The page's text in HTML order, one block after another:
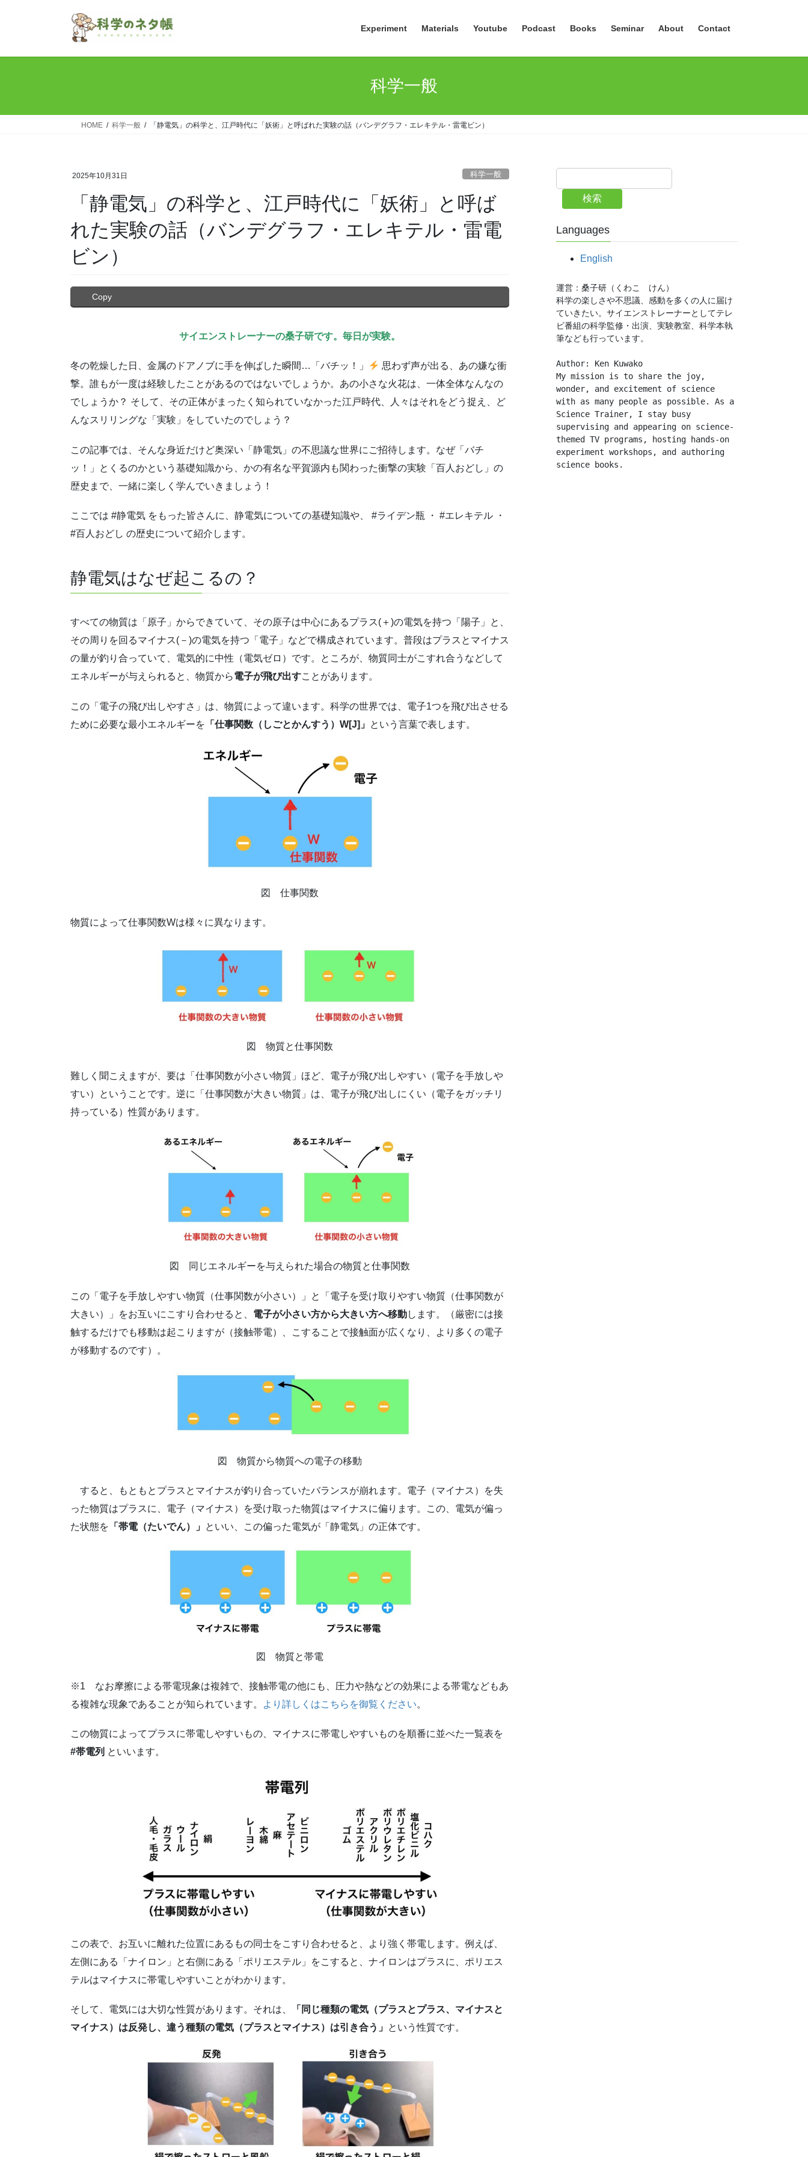
Experiment Materials Youtube Podcast Books Seminar About Contact
科学一般
HOME 科学一般 「静電気」の科学と、江戸時代に「妖術」と呼ばれた実験の話（バンデグラフ・エレキテル・雷電ビン）
2025年10月31日 科学一般
「静電気」の科学と、江戸時代に「妖術」と呼ば
れた実験の話（バンデグラフ・エレキテル・雷電
ビン）
Copy
サイエンストレーナーの桑子研です。毎日が実験。
冬の乾燥した日、金属のドアノブに手を伸ばした瞬間…「バチッ！」
思わず声が出る、あの嫌な衝
撃。誰もが一度は経験したことがあるのではないでしょうか。あの小さな火花は、一体全体なんなの
でしょうか？ そして、その正体がまったく知られていなかった江戸時代、人々はそれをどう捉え、ど
んなスリリングな「実験」をしていたのでしょう？
この記事では、そんな身近だけど奥深い「静電気」の不思議な世界にご招待します。なぜ「バチ
ッ！」とくるのかという基礎知識から、かの有名な平賀源内も関わった衝撃の実験「百人おどし」の
歴史まで、一緒に楽しく学んでいきましょう！
ここでは #静電気 をもった皆さんに、静電気についての基礎知識や、 #ライデン瓶 ・ #エレキテル ・
#百人おどし の歴史について紹介します。
静電気はなぜ起こるの？
すべての物質は「原子」からできていて、その原子は中心にあるプラス(＋)の電気を持つ「陽子」と、
その周りを回るマイナス(－)の電気を持つ「電子」などで構成されています。普段はプラスとマイナス
の量が釣り合っていて、電気的に中性（電気ゼロ）です。ところが、物質同士がこすれ合うなどして
エネルギーが与えられると、物質から電子が飛び出すことがあります。
この「電子の飛び出しやすさ」は、物質によって違います。科学の世界では、電子1つを飛び出させる
ために必要な最小エネルギーを 「仕事関数（しごとかんすう）W[J]」 という言葉で表します。
図 仕事関数
物質によって仕事関数Wは様々に異なります。
図 物質と仕事関数
難しく聞こえますが、要は「仕事関数が小さい物質」ほど、電子が飛び出しやすい（電子を手放しや
すい）ということです。逆に「仕事関数が大きい物質」は、電子が飛び出しにくい（電子をガッチリ
持っている）性質があります。
図 同じエネルギーを与えられた場合の物質と仕事関数
この「電子を手放しやすい物質（仕事関数が小さい）」と「電子を受け取りやすい物質（仕事関数が
大きい）」をお互いにこすり合わせると、 電子が小さい方から大きい方へ移動します。（厳密には接
触するだけでも移動は起こりますが（接触帯電）、こすることで接触面が広くなり、より多くの電子
が移動するのです）。
図 物質から物質への電子の移動
すると、もともとプラスとマイナスが釣り合っていたバランスが崩れます。電子（マイナス）を失
った物質はプラスに、電子（マイナス）を受け取った物質はマイナスに偏ります。この、電気が偏っ
た状態を 「帯電（たいでん）」 といい、この偏った電気が「静電気」の正体です。
図 物質と帯電
※1 なお摩擦による帯電現象は複雑で、接触帯電の他にも、圧力や熱などの効果による帯電などもあ
る複雑な現象であることが知られています。
より詳しくはこちらを御覧ください。
この物質によってプラスに帯電しやすいもの、マイナスに帯電しやすいものを順番に並べた一覧表を
#帯電列 といいます。
この表で、お互いに離れた位置にあるもの同士をこすり合わせると、より強く帯電します。例えば、
左側にある「ナイロン」と右側にある「ポリエステル」をこすると、ナイロンはプラスに、ポリエス
テルはマイナスに帯電しやすいことがわかります。
そして、電気には大切な性質があります。それは、
「同じ種類の電気（プラスとプラス、マイナスと
マイナス）は反発し、違う種類の電気（プラスとマイナス）は引き合う」 という性質です。
検索
Languages
English
運営：桑子研（くわこ　けん）
科学の楽しさや不思議、感動を多くの人に届け
ていきたい。サイエンストレーナーとしてテレ
ビ番組の科学監修・出演、実験教室、科学本執
筆なども行っています。
Author: Ken Kuwako
My mission is to share the joy,
wonder, and excitement of science
with as many people as possible. As a
Science Trainer, I stay busy
supervising and appearing on science-
themed TV programs, hosting hands-on
experiment workshops, and authoring
science books.